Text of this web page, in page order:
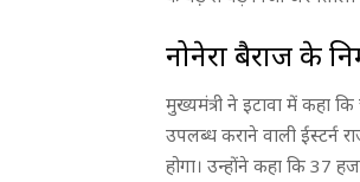
नोनेरा बैराज के
मुख्यमंत्री ने इटावा में कहा
उपलब्ध कराने वाली ईस्टर्न
होगा। उन्होंने कहा कि 37